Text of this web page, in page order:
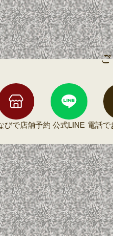
びで店舗予約 公式LINE 電話で